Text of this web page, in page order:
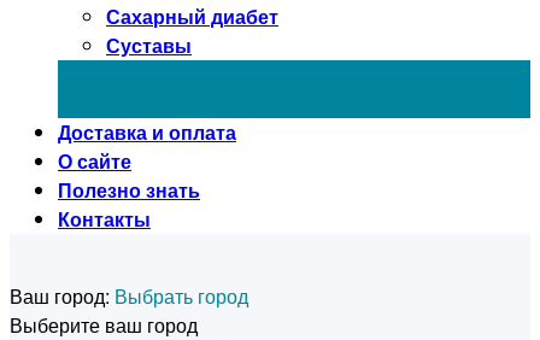
Сахарный диабет
Суставы
Доставка и оплата
О сайте
Полезно знать
Контакты
Ваш город: Выбрать город
Выберите ваш город